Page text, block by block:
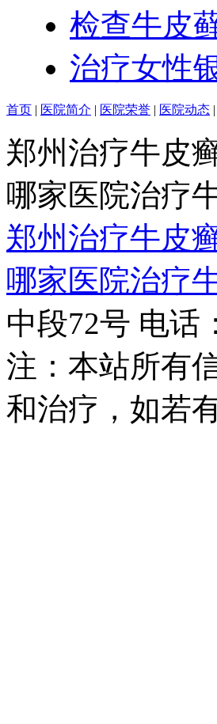
检查牛皮
治疗女性
首页 | 医院简介 | 医院荣誉 | 医院动态 |
郑州治疗牛皮
哪家医院治疗
郑州治疗牛皮
哪家医院治疗
中段72号 电话
注：本站所有
和治疗，如若